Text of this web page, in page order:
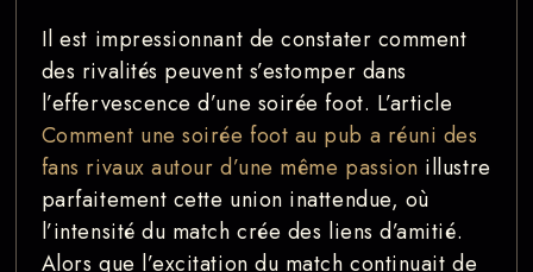
Il est impressionnant de constater comment
des rivalités peuvent s’estomper dans
l’effervescence d’une soirée foot. L’article
Comment une soirée foot au pub a réuni des
fans rivaux autour d’une même passion illustre
parfaitement cette union inattendue, où
l’intensité du match crée des liens d’amitié.
Alors que l’excitation du match continuait de